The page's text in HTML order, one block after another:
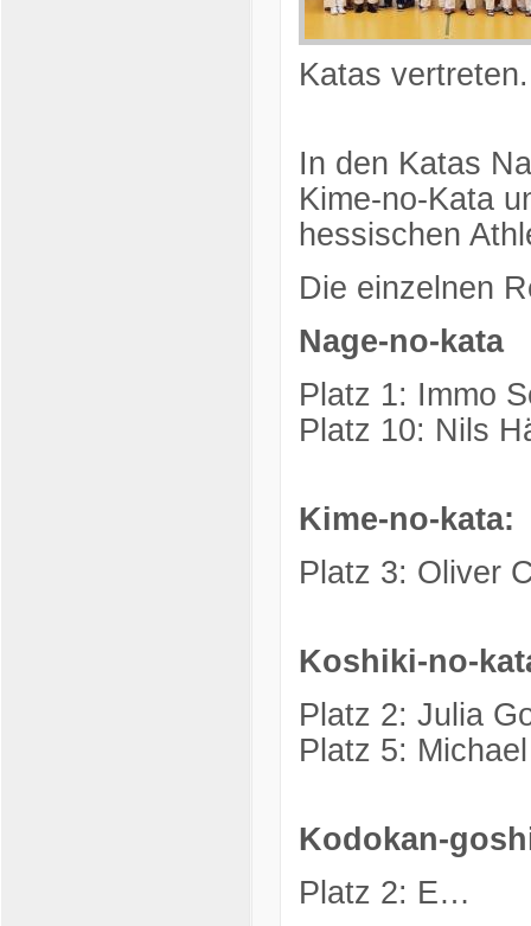
Katas
In den Katas
Kime-no-Kata
hessischen
Die einzelnen
Nage-no-kata
Platz 1: Immo
Platz 10: Nils
Kime-no-kata:
Platz 3: Oliver
Koshiki-no-
Platz 2: Julia
Platz 5:
Kodokan-
Platz 2: E…